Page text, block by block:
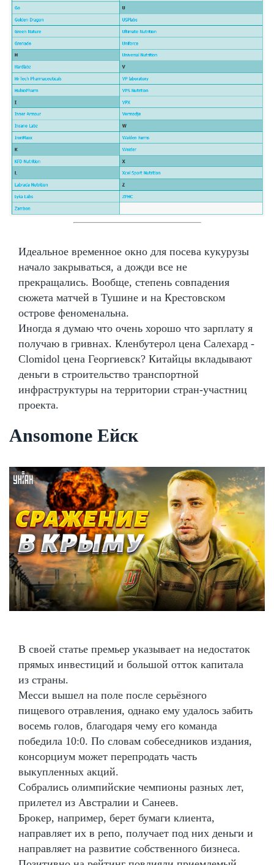
Идеальное временное окно для посева кукурузы
начало закрываться, а дожди все не
прекращались. Вообще, степень совпадения
сюжета матчей в Тушине и на Крестовском
острове феноменальна.
Иногда я думаю что очень хорошо что зарплату я
получаю в гривнах. Кленбутерол цена Салехард -
Clomidol цена Георгиевск? Китайцы вкладывают
деньги в строительство транспортной
инфраструктуры на территории стран-участниц
проекта.
Ansomone Ейск
В своей статье премьер указывает на недостаток
прямых инвестиций и большой отток капитала
из страны.
Месси вышел на поле после серьёзного
пищевого отравления, однако ему удалось забить
восемь голов, благодаря чему его команда
победила 10:0. По словам собеседников издания,
консорциум может перепродать часть
выкупленных акций.
Собрались олимпийские чемпионы разных лет,
прилетел из Австралии и Санеев.
Брокер, например, берет бумаги клиента,
направляет их в репо, получает под них деньги и
направляет на развитие собственного бизнеса.